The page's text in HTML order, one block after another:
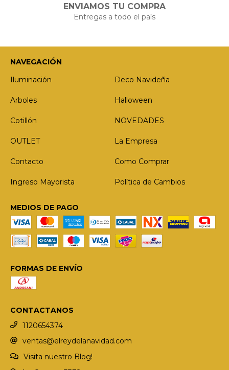
ENVIAMOS TU COMPRA
Entregas a todo el país
NAVEGACIÓN
Iluminación
Deco Navideña
Arboles Halloween
Cotillón NOVEDADES
OUTLET La Empresa
Contacto Como Comprar
Ingreso Mayorista Política de Cambios
MEDIOS DE PAGO
FORMAS DE ENVÍO
CONTACTANOS
1120654374
ventas@elreydelanavidad.com
Visita nuestro Blog!